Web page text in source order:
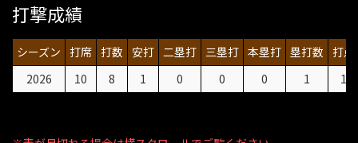
打撃成績
シーズン 打席 打数 安打 二塁打 三塁打 本塁打 塁打数 打点
2026
10 8 1 0 0 0 1 1